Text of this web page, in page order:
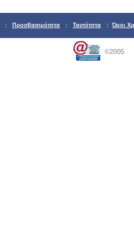
: Προσβασιμότητα : Ταυτότητα : Όροι
©2005